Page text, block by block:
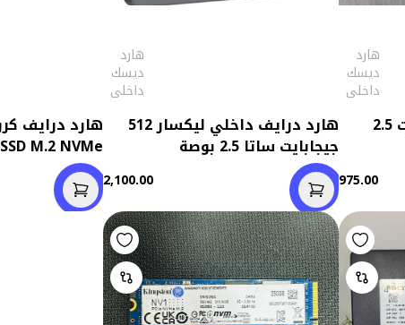
هارد
ديسك
داخلى
هارد ميكرون 128جيجابايت 2.5
975.00
هارد
ديسك
داخلى
هارد درايف داخلي ليكسار 512
جيجابايت ساتا 2.5 بوصة
2,100.00
SSD M.2 NVMe